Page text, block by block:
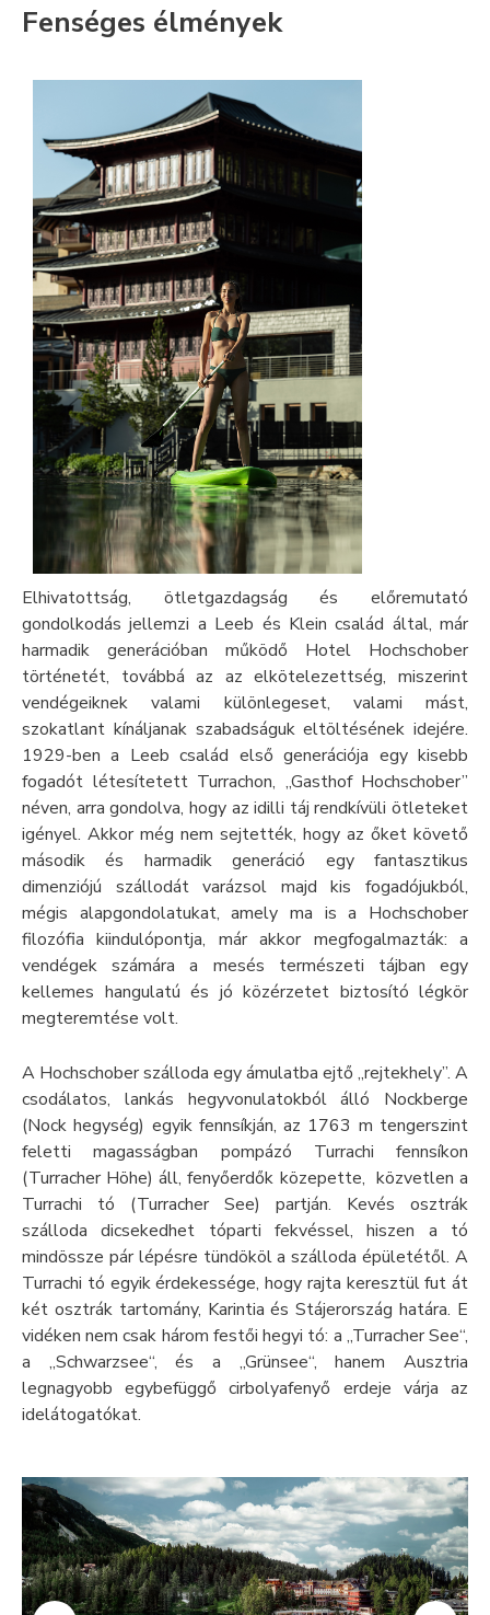
Fenséges élmények
Elhivatottság, ötletgazdagság és előremutató
gondolkodás jellemzi a Leeb és Klein család által, már
harmadik generációban működő Hotel Hochschober
történetét, továbbá az az elkötelezettség, miszerint
vendégeiknek valami különlegeset, valami mást,
szokatlant kínáljanak szabadságuk eltöltésének idejére.
1929-ben a Leeb család első generációja egy kisebb
fogadót létesítetett Turrachon, „Gasthof Hochschober”
néven, arra gondolva, hogy az idilli táj rendkívüli ötleteket
igényel. Akkor még nem sejtették, hogy az őket követő
második és harmadik generáció egy fantasztikus
dimenziójú szállodát varázsol majd kis fogadójukból,
mégis alapgondolatukat, amely ma is a Hochschober
filozófia kiindulópontja, már akkor megfogalmazták: a
vendégek számára a mesés természeti tájban egy
kellemes hangulatú és jó közérzetet biztosító légkör
megteremtése volt.
A Hochschober szálloda egy ámulatba ejtő „rejtekhely”. A
csodálatos, lankás hegyvonulatokból álló Nockberge
(Nock hegység) egyik fennsíkján, az 1763 m tengerszint
feletti magasságban pompázó Turrachi fennsíkon
(Turracher Höhe) áll, fenyőerdők közepette, közvetlen a
Turrachi tó (Turracher See) partján. Kevés osztrák
szálloda dicsekedhet tóparti fekvéssel, hiszen a tó
mindössze pár lépésre tündököl a szálloda épületétől. A
Turrachi tó egyik érdekessége, hogy rajta keresztül fut át
két osztrák tartomány, Karintia és Stájerország határa. E
vidéken nem csak három festői hegyi tó: a „Turracher See“,
a „Schwarzsee“, és a „Grünsee“, hanem Ausztria
legnagyobb egybefüggő cirbolyafenyő erdeje várja az
idelátogatókat.